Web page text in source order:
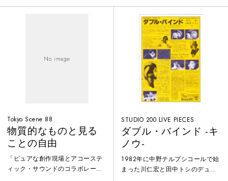
Tokyo Scene 88
物質的なものと見る
ことの自由
「ピュアな創作現場とアコーステ
ィック・サウンドのコラボレーシ
STUDIO 200 LIVE PIECES
ダブル・バインド -キ
ノウ-
1982年に中野テルプシコールで始
まった川仁宏と田中トシのデュオ